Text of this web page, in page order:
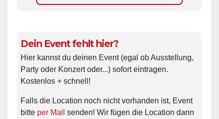
Dein Event fehlt hier?
Hier kannst du deinen Event (egal ob Ausstellung,
Party oder Konzert oder...) sofort eintragen.
Kostenlos + schnell!
Falls die Location noch nicht vorhanden ist, Event
bitte per Mail senden! Wir fügen die Location dann